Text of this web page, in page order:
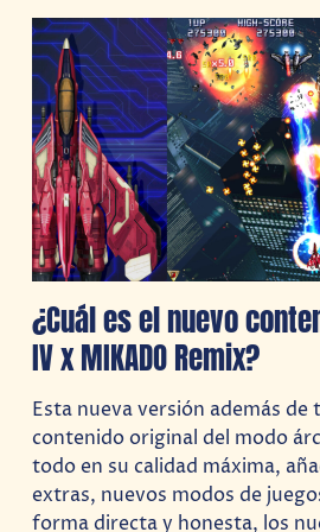
¿Cuál es el nuevo
IV x MIKADO Remix?
Esta nueva versión además de
contenido original del modo
todo en su calidad máxima,
extras, nuevos modos de
forma directa y honesta, los